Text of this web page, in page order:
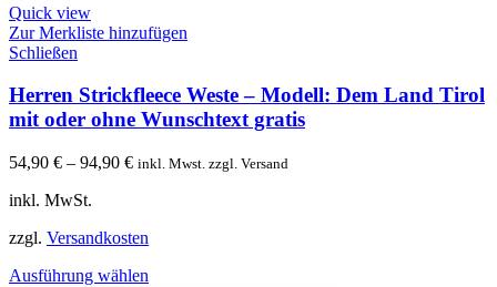
Quick view
Zur Merkliste hinzufügen
Schließen
Herren Strickfleece Weste – Modell: Dem Land Tirol
mit oder ohne Wunschtext gratis
54,90 € – 94,90 € inkl. Mwst. zzgl. Versand
inkl. MwSt.
zzgl. Versandkosten
Ausführung wählen